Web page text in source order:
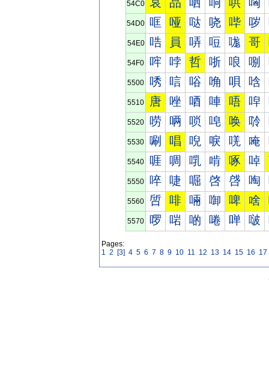
54C0
54D0 哐 哑 哒 哓 哔 哕
54E0 哠 員 哢 哣 哤 哥
54F0 哰 哱 哲 哳 哴 哵
5500 唀 唁 唂 唃 唄 唅
5510 唐 唑 唒 唓 唔 唕
5520 唠 唡 唢 唣 唤 唥
5530 唰 唱 唲 唳 唴 唵
5540 啀 啁 啂 啃 啄 啅
5550 啐 啑 啒 啓 啔 啕
5560 啠 啡 啢 啣 啤 啥
5570 啰 啱 啲 啳 啴 啵
Pages:
1 2 [3] 4 5 6 7 8 9 10 11 12 13 14 15 16 17